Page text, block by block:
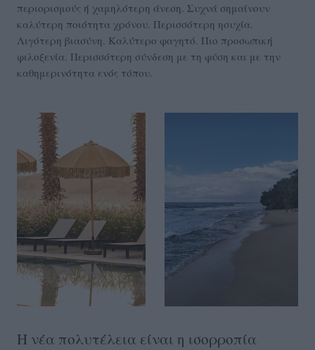
περιορισμούς ή χαμηλότερη άνεση. Συχνά σημαίνουν
καλύτερη ποιότητα χρόνου. Περισσότερη ησυχία.
Λιγότερη βιασύνη. Καλύτερο φαγητό. Πιο προσωπική
φιλοξενία. Περισσότερη σύνδεση με τη φύση και με την
καθημερινότητα ενός τόπου.
Η νέα πολυτέλεια είναι η ισορροπία